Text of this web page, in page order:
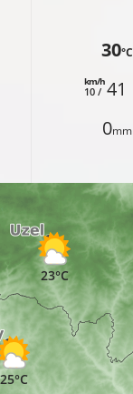
30°C
10 /
km/h41
0mm
25°C
23°C